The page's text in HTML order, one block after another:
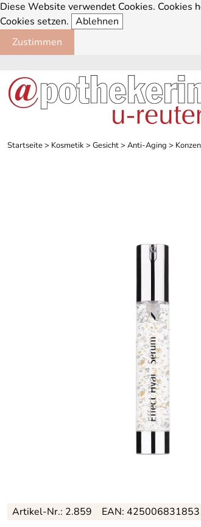
Diese Website verwendet Cookies. Cookies
Cookies setzen. Ablehnen
Zustimmen
Startseite> Kosmetik > Gesicht> Anti-Aging >
Artikel-Nr.: 2.859 EAN: